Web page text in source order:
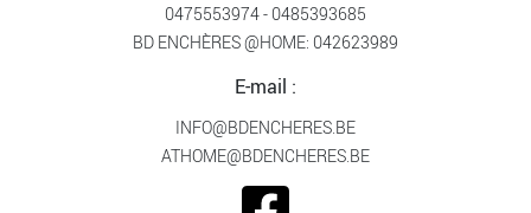
0475553974- 0485393685
BD ENCHÈRES @HOME: 042623989
E-mail :
INFO@BDENCHERES.BE
ATHOME@BDENCHERES.BE